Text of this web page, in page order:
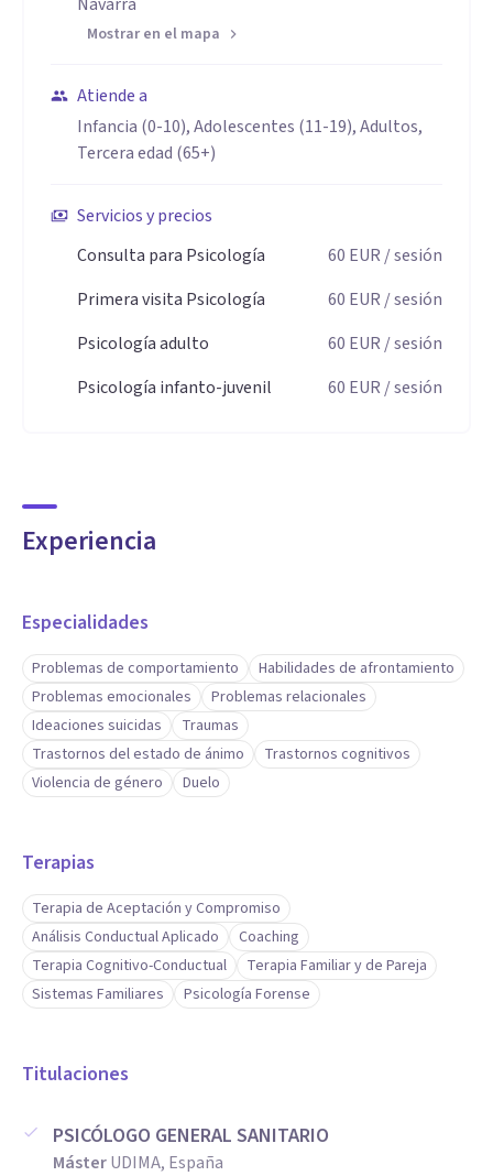
Mi trabajo se basa en el rigor, la objetividad y el respeto a
🚨 Intervención en Crisis y Emergencias
Acompaño a personas en situaciones de alto impacto
emocional, duelo, trauma o momentos especialmente
Aptitudes
La mente también necesita cuidados.
acudir a terapia es simplemente regalarnos un espacio para
respirar, entendernos y volver a encontrarnos.
Mostrar en el mapa
Atiende a
Infancia (0-10), Adolescentes (11-19), Adultos,
Tercera edad (65+)
Servicios y precios
Consulta para Psicología
60 EUR / sesión
Primera visita Psicología
60 EUR / sesión
Psicología adulto
60 EUR / sesión
Psicología infanto-juvenil
60 EUR / sesión
Experiencia
Especialidades
Problemas de comportamiento
Habilidades de afrontamiento
Problemas emocionales
Problemas relacionales
Ideaciones suicidas
Traumas
Trastornos del estado de ánimo
Trastornos cognitivos
Violencia de género
Duelo
Terapias
Terapia de Aceptación y Compromiso
Análisis Conductual Aplicado
Coaching
Terapia Cognitivo-Conductual
Terapia Familiar y de Pareja
Sistemas Familiares
Psicología Forense
Titulaciones
PSICÓLOGO GENERAL SANITARIO
MásterUDIMA, España